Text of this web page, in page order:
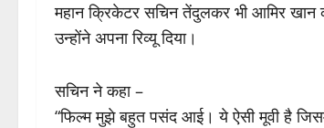
महान क्रिकेटर सचिन तेंदुलकर भी आमिर खान
उन्होंने अपना रिव्यू दिया।
सचिन ने कहा –
“फिल्म मुझे बहुत पसंद आई। ये ऐसी मूवी है